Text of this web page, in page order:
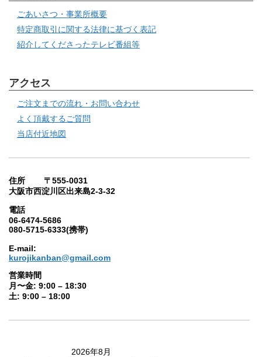
ごあいさつ・事業所概要
特定商取引に関する法律に基づく表記
紹介してくださったテレビ番組等
アクセス
ご注文までの流れ・お問い合わせ
よく頂戴するご質問
当店付近地図
住所 〒555-0031
大阪市西淀川区出来島2-3-32
電話
06-6474-5686
080-5715-6333(携帯)
E-mail:
kurojikanban@gmail.com
営業時間
月〜金: 9:00 – 18:30
土: 9:00 – 18:00
2026年8月